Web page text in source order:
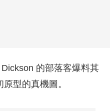
的部落客爆料其
型的真機圖。